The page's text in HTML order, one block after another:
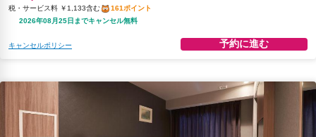
税・サービス料 ￥1,133含む
161ポイント
2026年08月25日までキャンセル無料
キャンセルポリシー 予約に進む